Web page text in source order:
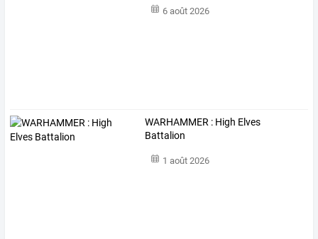
6 août 2026
WARHAMMER : High Elves
Battalion
1 août 2026